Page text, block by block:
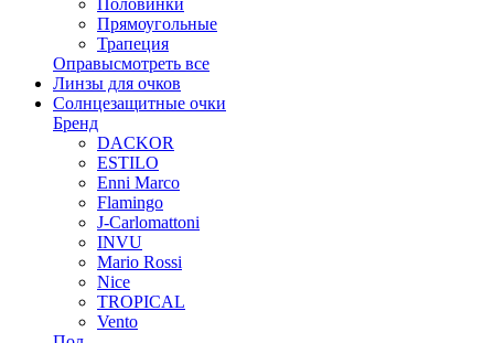
Прямоугольные
Трапеция
Оправысмотреть все
Линзы для очков
Солнцезащитные очки
Бренд
DACKOR
ESTILO
Enni Marco
Flamingo
J-Carlomattoni
INVU
Mario Rossi
Nice
TROPICAL
Vento